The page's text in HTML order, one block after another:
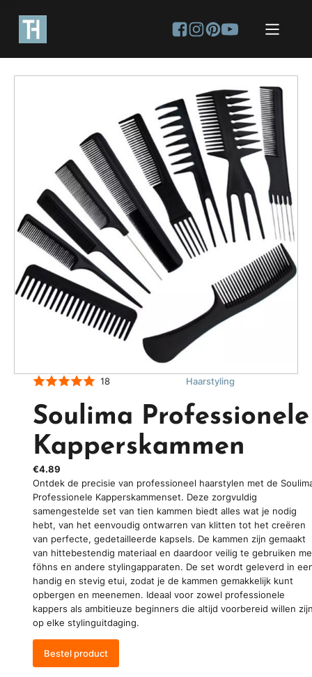
18 Haarstyling
Soulima Professionele
Kapperskammen
€4.89
Ontdek de precisie van professioneel haarstylen met de
Professionele Kapperskammenset. Deze zorgvuldig
samengestelde set van tien kammen biedt alles wat je nodig
hebt, van het eenvoudig ontwarren van klitten tot het creëren
van perfecte, gedetailleerde kapsels. De kammen zijn gemaakt
van hittebestendig materiaal en daardoor veilig te gebruiken
föhns en andere stylingapparaten. De set wordt geleverd in
handig en stevig etui, zodat je de kammen gemakkelijk kunt
opbergen en meenemen. Ideaal voor zowel professionele
kappers als ambitieuze beginners die altijd voorbereid willen
op elke stylinguitdaging.
Bestel product